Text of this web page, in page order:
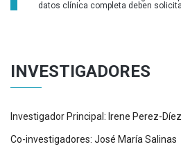
datos clínica completa deben
INVESTIGADORES
Investigador Principal: Irene Perez-
Co-investigadores: José María Salinas